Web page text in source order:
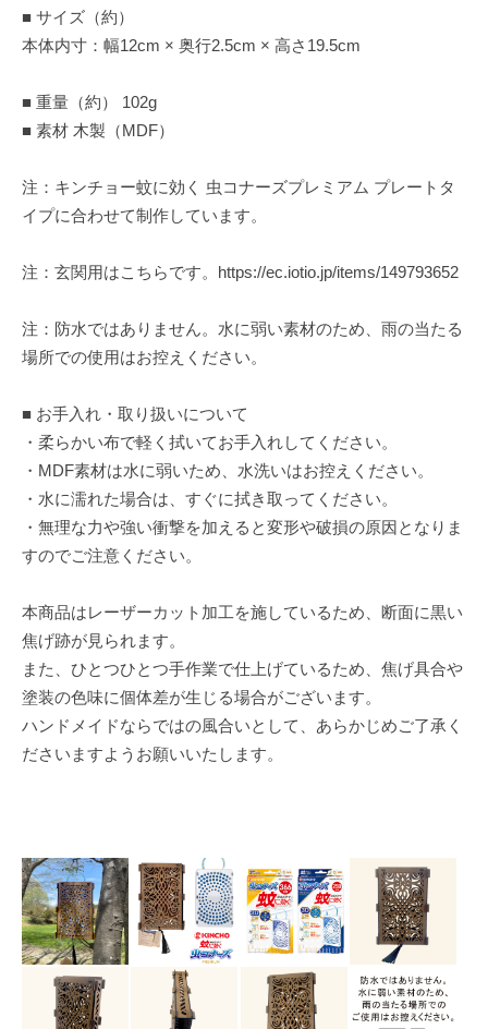
■ サイズ（約）
本体内寸：幅12cm × 奥行2.5cm × 高さ19.5cm
■ 重量（約） 102g
■ 素材 木製（MDF）
注：キンチョー蚊に効く 虫コナーズプレミアム プレートタ
イプに合わせて制作しています。
注：玄関用はこちらです。 https://ec.iotio.jp/items/149793652
注：防水ではありません。水に弱い素材のため、雨の当たる
場所での使用はお控えください。
■ お手入れ・取り扱いについて
・柔らかい布で軽く拭いてお手入れしてください。
・MDF素材は水に弱いため、水洗いはお控えください。
・水に濡れた場合は、すぐに拭き取ってください。
・無理な力や強い衝撃を加えると変形や破損の原因となりま
すのでご注意ください。
本商品はレーザーカット加工を施しているため、断面に黒い
焦げ跡が見られます。
また、ひとつひとつ手作業で仕上げているため、焦げ具合や
塗装の色味に個体差が生じる場合がございます。
ハンドメイドならではの風合いとして、あらかじめご了承く
ださいますようお願いいたします。